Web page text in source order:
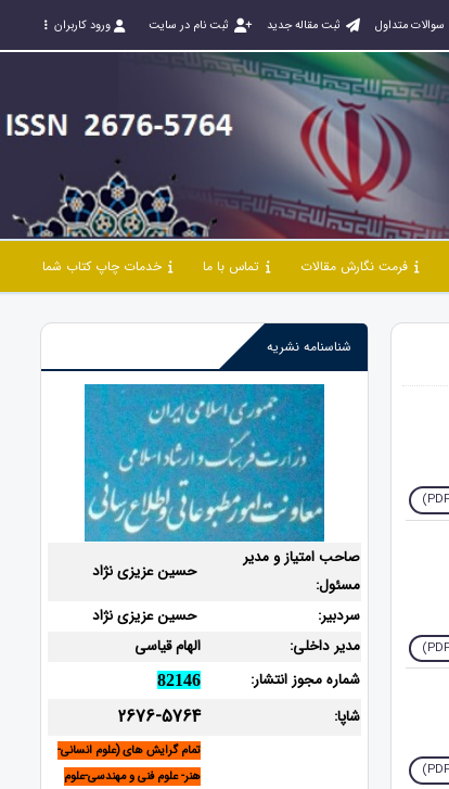
سوالات متداول ثبت مقاله جدید ثبت نام در سایت ورود کاربران
فرمت نگارش مقالات تماس با ما خدمات چاپ کتاب شما
شناسنامه نشریه
صاحب امتیاز و مدیر
مسئول:
حسین عزیزی نژاد
سردبیر:
حسین عزیزی نژاد
مدیر داخلی:
الهام قیاسی
شماره مجوز انتشار:
82146
شاپا: 2676-5764
تمام گرایش های (علوم انسانی-
هنر- علوم فنی و مهندسی-علوم